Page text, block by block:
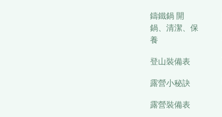
鑄鐵鍋 開
鍋、清潔、保
養
登山裝備表
露營小秘訣
露營裝備表